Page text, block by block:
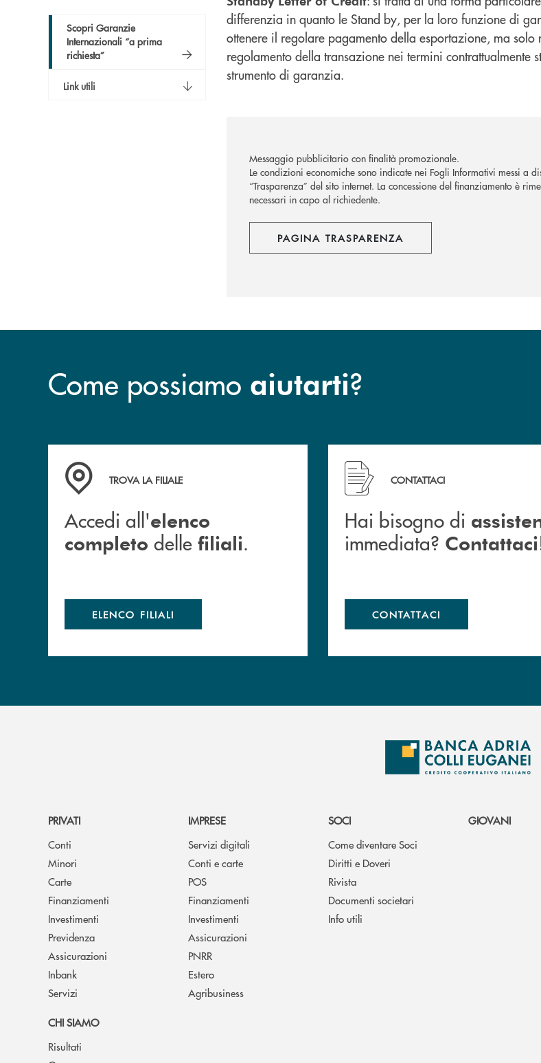
Scopri Garanzie
Internazionali “a prima
richiesta”
Link utili
differenzia in quanto le Stand by, per la loro funzione di
ottenere il regolare pagamento della esportazione, ma
regolamento della transazione nei termini
strumento di garanzia.
Messaggio pubblicitario con finalità promozionale.
Le condizioni economiche sono indicate nei Fogli Informativi messi a
“Trasparenza” del sito internet. La concessione del finanziamento è
necessari in capo al richiedente.
PAGINA TRASPARENZA
Come possiamo aiutarti?
Accedi all' elenco completo delle filiali .
TROVA LA FILIALE
Accedi all'elenco
completo delle filiali.
ELENCO FILIALI
Hai bisogno di assistenza immediata?
CONTATTACI
Hai bisogno di
immediata? Contattaci
CONTATTACI
PRIVATI
Conti
Minori
Carte
Finanziamenti
Investimenti
Previdenza
Assicurazioni
Inbank
Servizi
IMPRESE
Servizi digitali
Conti e carte
POS
Finanziamenti
Investimenti
Assicurazioni
PNRR
Estero
Agribusiness
SOCI
Come diventare Soci
Diritti e Doveri
Rivista
Documenti societari
Info utili
GIOVANI
CHI SIAMO
Risultati